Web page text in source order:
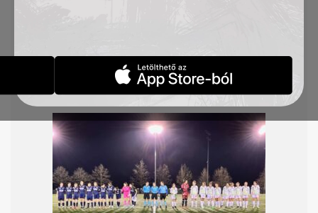
kapusunk, Ivanics Réka ezen a mérkőzésen
debütált a felnőtt csapatban.Szombaton 16
Budapesten az MTK ellen lépünk pályára.